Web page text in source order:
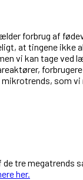
forbrug af
at tingene ikke
vi kan tage ved
som
de tre megatrends
her.